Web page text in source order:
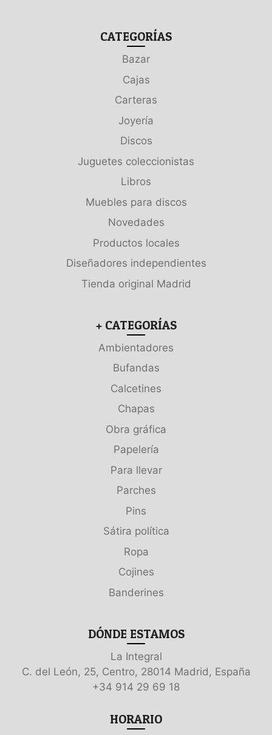
CATEGORÍAS
Bazar
Cajas
Carteras
Joyería
Discos
Juguetes coleccionistas
Libros
Muebles para discos
Novedades
Productos locales
Diseñadores independientes
Tienda original Madrid
+ CATEGORÍAS
Ambientadores
Bufandas
Calcetines
Chapas
Obra gráfica
Papelería
Para llevar
Parches
Pins
Sátira política
Ropa
Cojines
Banderines
DÓNDE ESTAMOS
La Integral
C. del León, 25, Centro, 28014 Madrid, España
+34 914 29 69 18
HORARIO